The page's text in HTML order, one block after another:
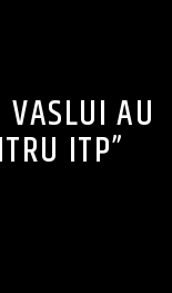
AU
ITP”